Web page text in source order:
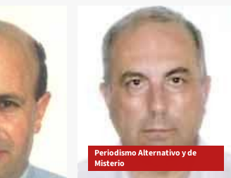
Periodismo Alternativo y de
Misterio